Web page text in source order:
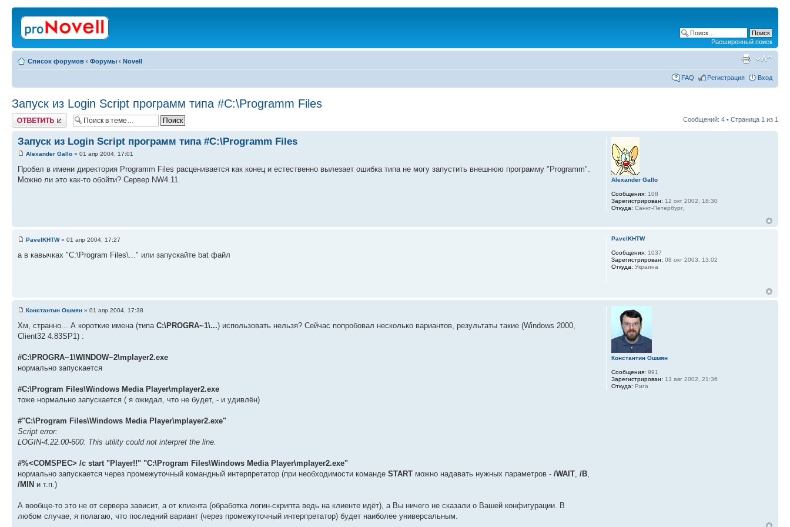
Расширенный поиск
Список форумов ‹ Форумы ‹ Novell
FAQ Регистрация Вход
Запуск из Login Script программ типа #C:\Programm Files
Ответить Сообщений: 4 • Страница 1 из 1
Запуск из Login Script программ типа #C:\Programm Files
Alexander Gallo » 01 апр 2004, 17:01
Пробел в имени директория Programm Files расценивается как конец и естественно вылезает ошибка типа не могу запустить внешнюю программу "Programm".
Можно ли это как-то обойти? Сервер NW4.11.
Alexander Gallo
Сообщения: 108
Зарегистрирован: 12 окт 2002, 18:30
Откуда: Санкт-Петербург,
PavelKHTW» 01 апр 2004, 17:27
а в кавычках "C:\Program Files\..." или запускайте bat файл
PavelKHTW
Сообщения: 1037
Зарегистрирован: 08 окт 2003, 13:02
Откуда: Украина
Константин Ошмян » 01 апр 2004, 17:38
Хм, странно... А короткие имена (типа C:\PROGRA~1\...) использовать нельзя? Сейчас попробовал несколько вариантов, результаты такие (Windows 2000,
Client32 4.83SP1) :
#C:\PROGRA~1\WINDOW~2\mplayer2.exe
нормально запускается
#C:\Program Files\Windows Media Player\mplayer2.exe
тоже нормально запускается ( я ожидал, что не будет, - и удивлён)
#"C:\Program Files\Windows Media Player\mplayer2.exe"
Script error:
LOGIN-4.22.00-600: This utility could not interpret the line.
#%<COMSPEC> /c start "Player!!" "C:\Program Files\Windows Media Player\mplayer2.exe"
нормально запускается через промежуточный командный интерпретатор (при необходимости команде START можно надавать нужных параметров - /WAIT /B
/MIN и т.п.)
А вообще-то это не от сервера зависит, а от клиента (обработка логин-скрипта ведь на клиенте идёт), а Вы ничего не сказали о Вашей конфигурации. В
любом случае, я полагаю, что последний вариант (через промежуточный интерпретатор) будет наиболее универсальным.
Константин Ошмян
Сообщения: 991
Зарегистрирован: 13 авг 2002, 21:36
Откуда: Рига